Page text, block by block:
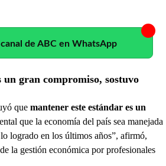
de ABC en WhatsApp
un gran compromiso, sostuvo
que mantener este estándar es un
que la economía del país sea manejada
logrado en los últimos años”, afirmó,
la gestión económica por profesionales